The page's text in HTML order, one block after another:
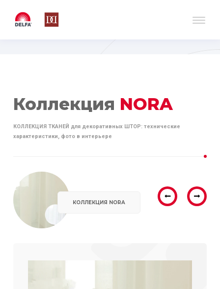
Коллекция NORA
КОЛЛЕКЦИЯ ТКАНЕЙ для декоративных ШТОР: технические
характеристики, фото в интерьере
КОЛЛЕКЦИЯ NORA